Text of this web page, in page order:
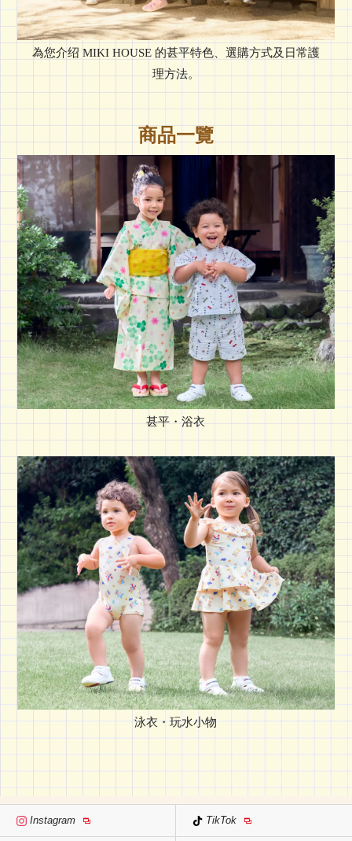
為您介绍 MIKI HOUSE 的甚平特色、選購方式及日常護
理方法。
商品一覽
甚平・浴衣
泳衣・玩水小物
Instagram TikTok